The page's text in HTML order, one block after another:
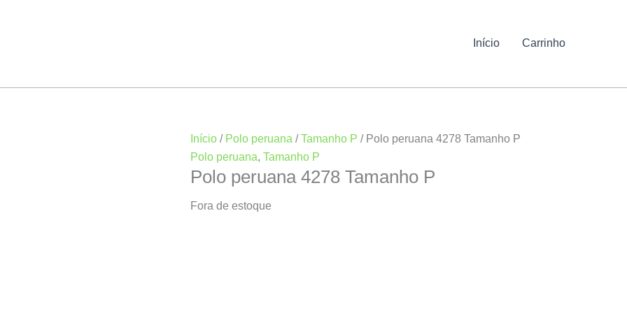
Início Carrinho
Início / Polo peruana /Tamanho P / Polo peruana 4278 Tamanho P
Polo peruana, Tamanho P
Polo peruana 4278 Tamanho P
Fora de estoque